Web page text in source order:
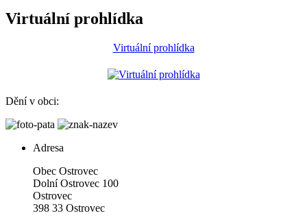
Virtuální prohlídka
Virtuální prohlídka
Dění v obci:
Adresa
Obec Ostrovec
Dolní Ostrovec 100
Ostrovec
398 33 Ostrovec